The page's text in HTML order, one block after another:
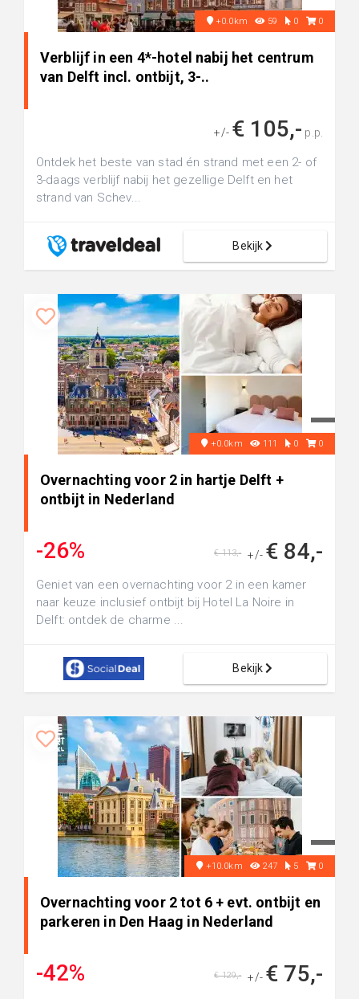
+0.0km 59 0 0
Verblijf in een 4*-hotel nabij het centrum
van Delft incl. ontbijt, 3-..
+/- € 105,- p.p.
Ontdek het beste van stad én strand met een 2- of
3-daags verblijf nabij het gezellige Delft en het
strand van Schev...
Bekijk
+0.0km 111 0 0
Overnachting voor 2 in hartje Delft +
ontbijt in Nederland
-26% +/- € 84,-
€ 113,-
Geniet van een overnachting voor 2 in een kamer
naar keuze inclusief ontbijt bij Hotel La Noire in
Delft: ontdek de charme ...
Bekijk
+10.0km 247 5 0
Overnachting voor 2 tot 6 + evt. ontbijt en
parkeren in Den Haag in Nederland
-42% +/- € 75,-
€ 129,-